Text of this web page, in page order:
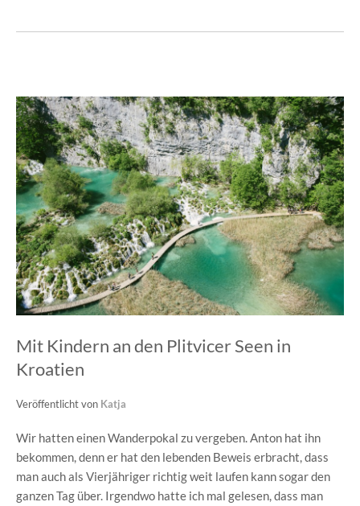
Mit Kindern an den Plitvicer Seen in
Kroatien
Veröffentlicht von Katja
Wir hatten einen Wanderpokal zu vergeben. Anton hat ihn
bekommen, denn er hat den lebenden Beweis erbracht, dass
man auch als Vierjähriger richtig weit laufen kann sogar den
ganzen Tag über. Irgendwo hatte ich mal gelesen, dass man